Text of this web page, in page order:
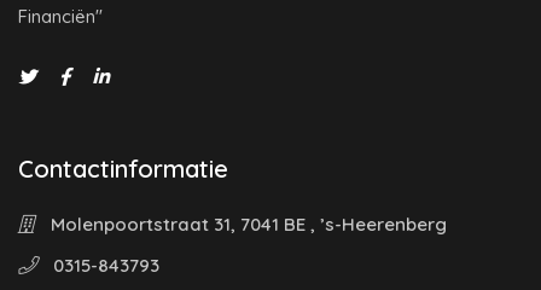
Financiën"
Contactinformatie
Molenpoortstraat 31, 7041 BE , ’s-Heerenberg
0315-843793